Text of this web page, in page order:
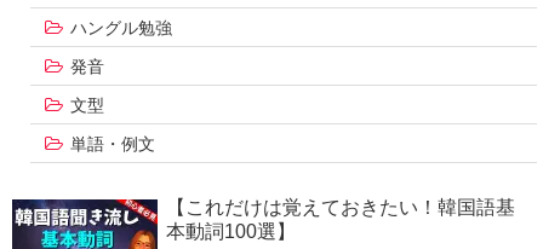
ハングル勉強
発音
文型
単語・例文
【これだけは覚えておきたい！韓国語基
本動詞100選】